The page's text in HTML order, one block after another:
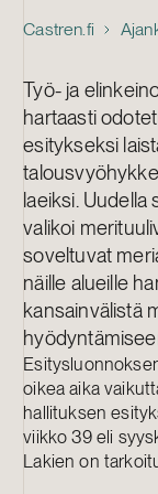
Castren.fi
Työ- ja
hartaasti
esitykseksi
laeiksi. Uudella
valikoi
soveltuvat
näille alueille
kansainvälistä
oikea aika
hallituksen
viikko 39 eli
Lakien on